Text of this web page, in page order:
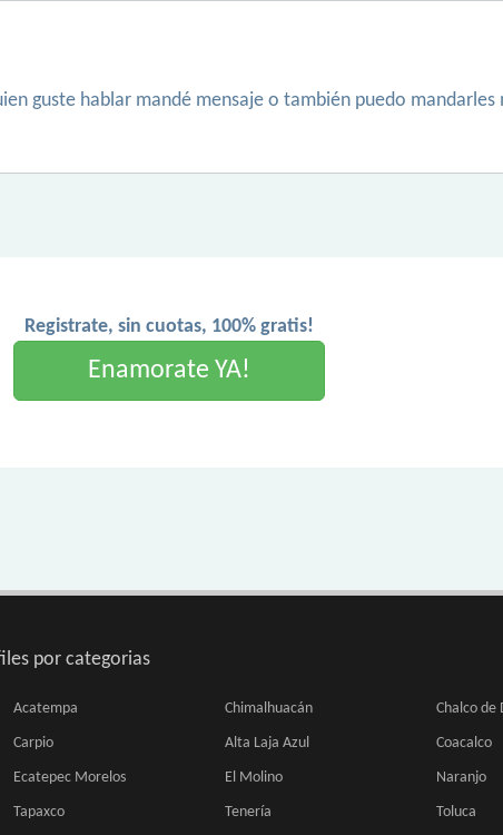
guste hablar mandé mensaje o también puedo
Registrate, sin cuotas, 100% gratis!
Enamorate YA!
por categorias
Acatempa Chimalhuacán Chalco de
Carpio Alta Laja Azul Coacalco
Ecatepec Morelos El Molino Naranjo
Tapaxco Tenería Toluca